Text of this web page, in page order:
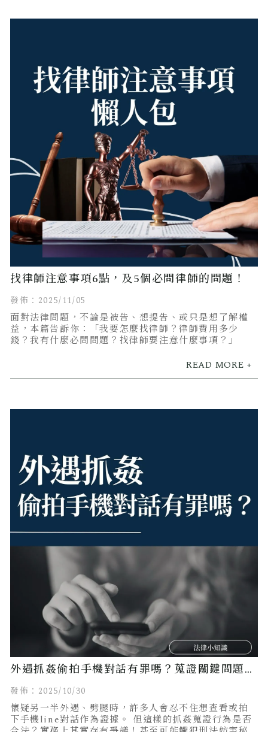
找律師注意事項6點，及5個必問律師的問題！
發佈：2025/11/05
面對法律問題，不論是被告、想提告、或只是想了解權
益，本篇告訴你：「我要怎麼找律師？律師費用多少
錢？我有什麼必問問題？找律師要注意什麼事項？」
外遇抓姦偷拍手機對話有罪嗎？蒐證關鍵問題一
次看懂！
發佈：2025/10/30
懷疑另一半外遇、劈腿時，許多人會忍不住想查看或拍
下手機line對話作為證據。 但這樣的抓姦蒐證行為是否